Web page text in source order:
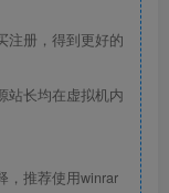
注册，得到更好的
站长均在虚拟机内
，推荐使用winrar